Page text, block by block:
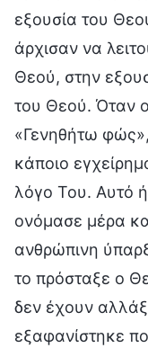
εξουσία του
άρχισαν να
Θεού, στην
του Θεού. Όταν ο
«Γενηθήτω
κάποιο
λόγο Του. Αυτό
ονόμασε μέρα
ανθρώπινη
το πρόσταξε ο
δεν έχουν
εξαφανίστηκε